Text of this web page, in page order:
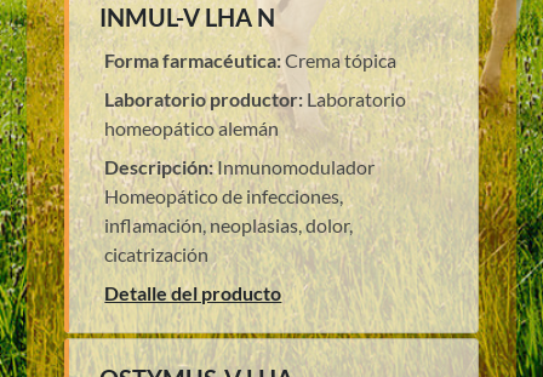
INMUL-V LHA N
Forma farmacéutica:Crema tópica
Laboratorio productor: Laboratorio
homeopático alemán
Descripción:Inmunomodulador
Homeopático de infecciones,
inflamación, neoplasias, dolor,
cicatrización
Detalle del producto